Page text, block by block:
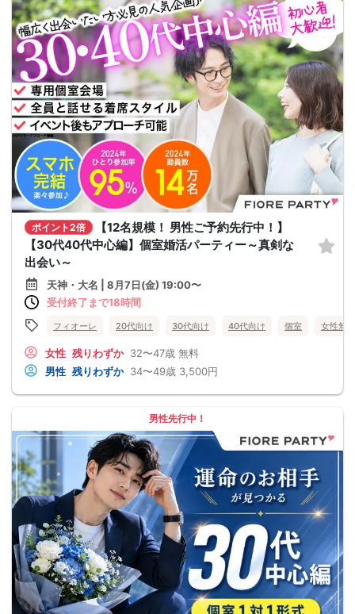
ポイント2倍
【12名規模！ 男性ご予約先行中！】
【30代40代中心編】個室婚活パーティー～真剣な
出会い～
天神・大名 | 8月7日(金) 19:00〜
受付終了まで18時間
フィオーレ 20代向け 30代向け 40代向け 個室 女性無料
女性 残りわずか 32〜47歳 無料
男性 残りわずか 34〜49歳 3,500円
男性先行中！